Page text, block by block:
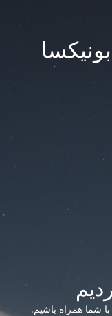
شما همراه باشیم.